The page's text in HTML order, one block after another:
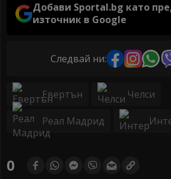
Добави Sportal.bg като
източник в Google
Следвай ни:
Евертън Челси
Реал Мадрид
0